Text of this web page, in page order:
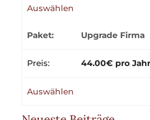
Auswählen
Upgrade Firma
44.00€ pro Jahr
Auswählen